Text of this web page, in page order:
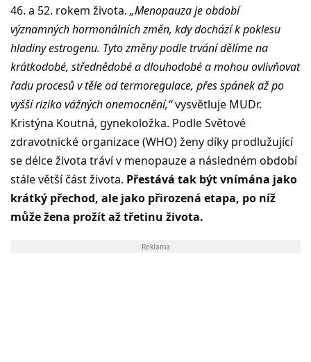
46. a 52. rokem života. „Menopauza je období
významných hormonálních změn, kdy dochází k poklesu
hladiny estrogenu. Tyto změny podle trvání dělíme na
krátkodobé, střednědobé a dlouhodobé a mohou ovlivňovat
řadu procesů v těle od termoregulace, přes spánek až po
vyšší riziko vážných onemocnění,“vysvětluje MUDr.
Kristýna Koutná, gynekoložka. Podle Světové
zdravotnické organizace (WHO) ženy díky prodlužující
se délce života tráví v menopauze a následném období
stále větší část života. Přestává tak být vnímána jako
krátký přechod, ale jako přirozená etapa, po níž
může žena prožít až třetinu života.
Reklama